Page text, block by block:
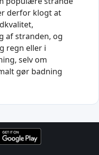
derfor klogt at
af stranden, og
regn eller i
selv om
gør badning